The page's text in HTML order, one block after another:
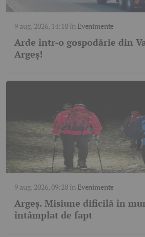
9 aug. 2026, 14:18în Evenimente
Arde într-o gospodărie din
Argeș!
9 aug. 2026, 09:28în Evenimente
Argeș. Misiune dificilă în
întâmplat de fapt